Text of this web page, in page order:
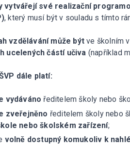
vytvářejí své realizační
, který musí být v souladu s tímto
vzdělávání může být ve školním
ucelených částí učiva (například
dále platí:
vydáváno ředitelem školy nebo
zveřejněno ředitelem školy nebo
nebo školském zařízení;
volně dostupný komukoliv k